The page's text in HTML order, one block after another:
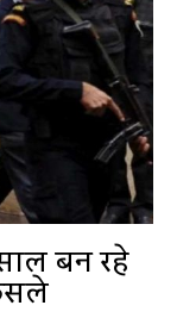
बन रहे